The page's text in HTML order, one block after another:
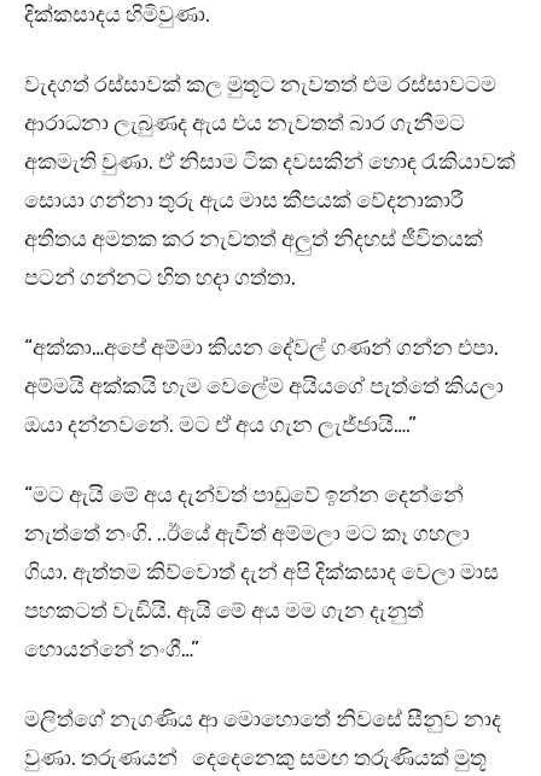
දික්කසාදය හිමිවුණා.
වැදගත් රස්සාවක් කල මුතූට නැවතත් එම රස්සාවටම
ආරාධනා ලැබුණද ඇය එය නැවතත් බාර ගැනීමට
අකමැති වුණා. ඒ නිසාම ටික දවසකින් හොඳ රැකියාවක්
සොයා ගන්නා තුරු ඇය මාස කීපයක් වේදනාකාරී
අතීතය අමතක කර නැවතත් අලුත් නිදහස් ජීවිතයක්
පටන් ගන්නට හිත හදා ගත්තා.
“අක්කා…අපේ අම්මා කියන දේවල් ගණන් ගන්න එපා.
අම්මයි අක්කයි හැම වෙලේම අයියගේ පැත්තේ කියලා
ඔයා දන්නවනේ. මට ඒ අය ගැන ලැජ්ජායි….”
“මට ඇයි මේ අය දැන්වත් පාඩුවේ ඉන්න දෙන්නේ
නැත්තේ නංගි. ..ඊයේ ඇවිත් අම්මලා මට කෑ ගහලා
ගියා. ඇත්තම කිව්වොත් දැන් අපි දික්කසාද වෙලා මාස
පහකටත් වැඩියි. ඇයි මේ අය මම ගැන දැනුත්
හොයන්නේ නංගී…”
මලිත්ගේ නැගණිය ආ මොහොතේ නිවසේ සීනුව නාද
වුණා. තරුණයන් දෙදෙනෙකු සමඟ තරුණියක් මුතූ